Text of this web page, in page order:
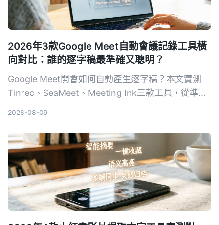
2026年3款Google Meet自動會議記錄工具橫
向對比：誰的逐字稿最準確又聰明？
Google Meet開會如何自動產生逐字稿？本文實測
Tinrec、SeaMeet、Meeting Ink三款工具，從準確
2026-08-09